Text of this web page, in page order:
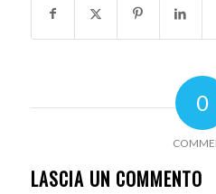
0
LASCIA UN COMMENTO